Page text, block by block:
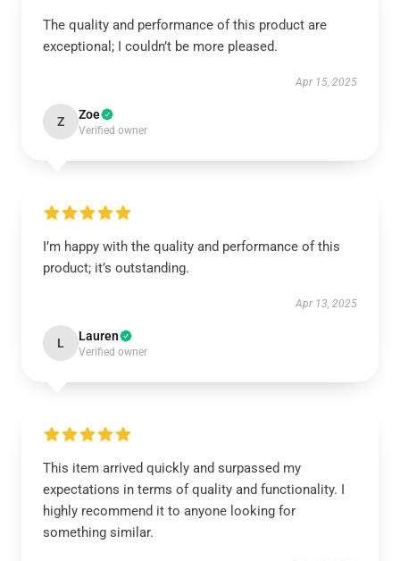
The quality and performance of this product are
exceptional; I couldn’t be more pleased.
Apr 15, 2025
Z Zoe
Verified owner
I’m happy with the quality and performance of this
product; it’s outstanding.
Apr 13, 2025
L Lauren
Verified owner
This item arrived quickly and surpassed my
expectations in terms of quality and functionality. I
highly recommend it to anyone looking for
something similar.